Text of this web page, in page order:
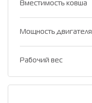
Вместимость ковша
Мощность двигателя
Рабочий вес